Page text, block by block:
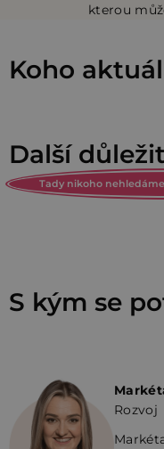
kterou
Koho
Další
Tady nikoho
S kým se
Rozvoj